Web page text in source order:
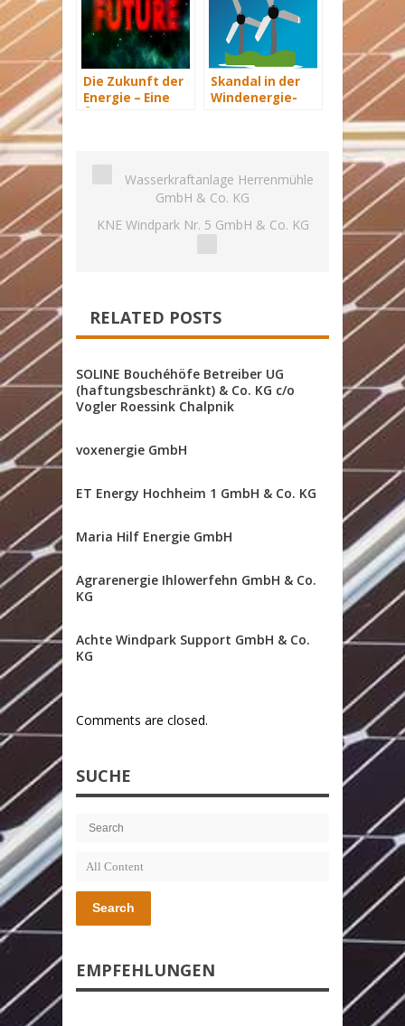
Die Zukunft der
Energie – Eine
Skandal in der
Windenergie-
Verpflichtungen
Wasserkraftanlage Herrenmühle
GmbH & Co. KG
KNE Windpark Nr. 5 GmbH & Co. KG
RELATED POSTS
SOLINE Bouchéhöfe Betreiber UG
(haftungsbeschränkt) & Co. KG c/o
Vogler Roessink Chalpnik
voxenergie GmbH
ET Energy Hochheim 1 GmbH & Co. KG
Maria Hilf Energie GmbH
Agrarenergie Ihlowerfehn GmbH & Co.
KG
Achte Windpark Support GmbH & Co.
KG
Comments are closed.
SUCHE
Search
EMPFEHLUNGEN